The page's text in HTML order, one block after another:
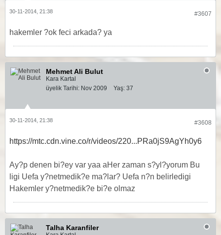
#3607
30-11-2014, 21:38
hakemler ?ok feci arkada? ya
Mehmet Ali Bulut
Kara Kartal
üyelik Tarihi: Nov 2009 Yaş: 37
#3608
30-11-2014, 21:38
https://mtc.cdn.vine.co/r/videos/220...PRa0jS9AgYh0y6
Ay?p denen bi?ey var yaa aHer zaman s?yl?yorum Bu
ligi Uefa y?netmedik?e ma?lar? Uefa n?n belirledigi
Hakemler y?netmedik?e bi?e olmaz
Talha Karanfiler